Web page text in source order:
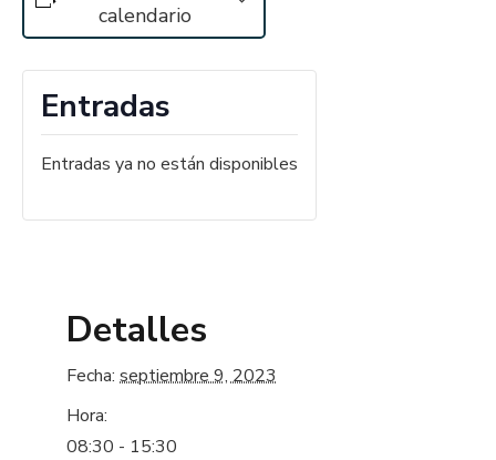
calendario
Detalles
Fecha: septiembre 9, 2023
Hora:
08:30 - 15:30
Entradas
Entradas ya no están disponibles